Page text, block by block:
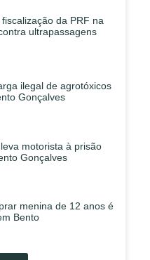
da PRF na
ultrapassagens
ilegal de agrotóxicos
Gonçalves
motorista à prisão
Gonçalves
menina de 12 anos é
Bento